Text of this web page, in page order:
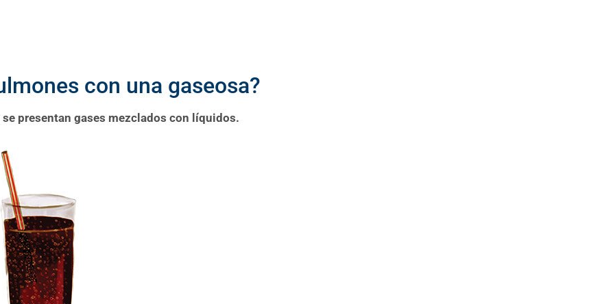
con una gaseosa?
presentan gases mezclados con líquidos.